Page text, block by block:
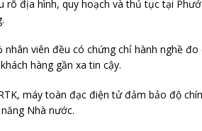
rõ địa hình, quy hoạch và thủ tục tại
nhân viên đều có chứng chỉ hành nghề đo
hàng gần xa tin cậy.
máy toàn đạc điện tử đảm bảo độ
Nhà nước.